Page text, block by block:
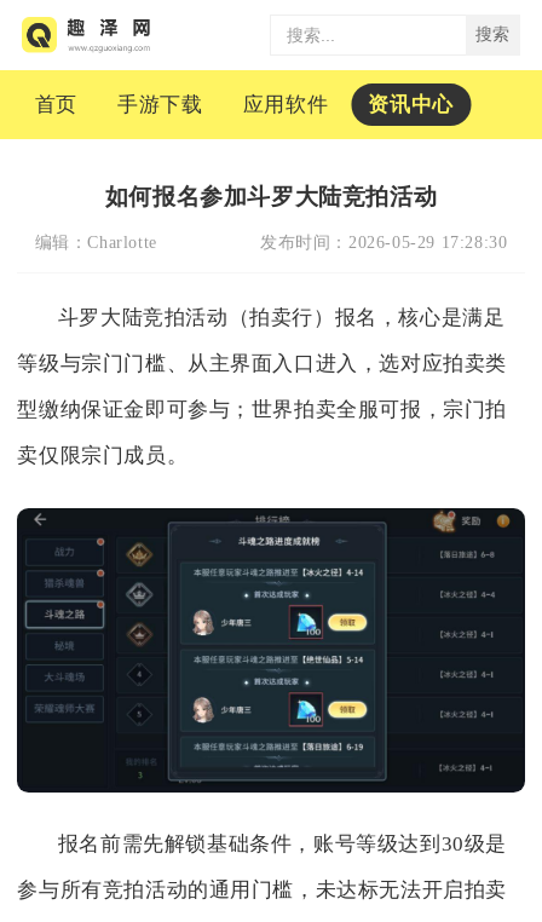
搜索
首页 手游下载 应用软件 资讯中心
如何报名参加斗罗大陆竞拍活动
编辑：Charlotte 发布时间： 2026-05-29 17:28:30
斗罗大陆竞拍活动（拍卖行）报名，核心是满足
等级与宗门门槛、从主界面入口进入，选对应拍卖类
型缴纳保证金即可参与；世界拍卖全服可报，宗门拍
卖仅限宗门成员。
报名前需先解锁基础条件，账号等级达到30级是
参与所有竞拍活动的通用门槛，未达标无法开启拍卖